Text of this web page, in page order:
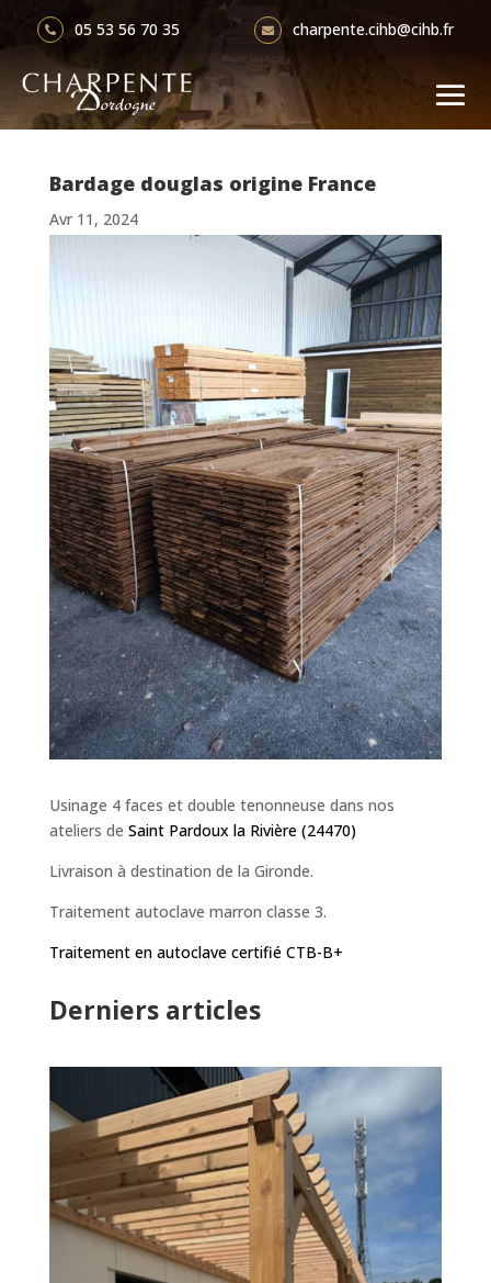
 05 53 56 70 35  charpente.cihb@cihb.fr
Bardage douglas origine France
Avr 11, 2024
Usinage 4 faces et double tenonneuse dans nos
ateliers de Saint Pardoux la Rivière (24470)
Livraison à destination de la Gironde.
Traitement autoclave marron classe 3.
Traitement en autoclave certifié CTB-B+
Derniers articles